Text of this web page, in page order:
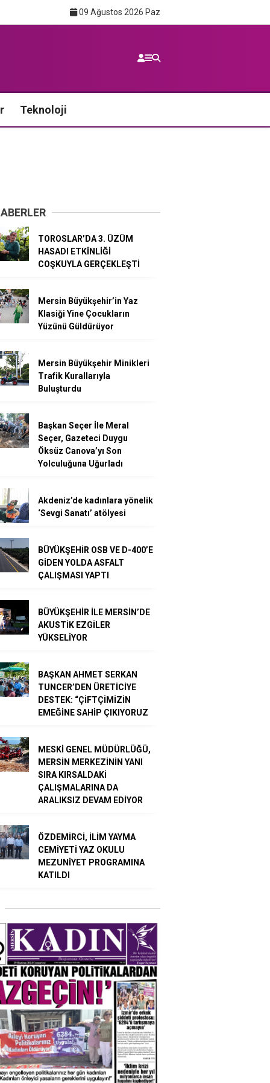
09 Ağustos 2026 Paz
Teknoloji
TOROSLAR’DA 3. ÜZÜM
HASADI ETKİNLİĞİ
COŞKUYLA GERÇEKLEŞTİ
Mersin Büyükşehir’in Yaz
Klasiği Yine Çocukların
Yüzünü Güldürüyor
Mersin Büyükşehir Minikleri
Trafik Kurallarıyla
Buluşturdu
Başkan Seçer İle Meral
Seçer, Gazeteci Duygu
Öksüz Canova’yı Son
Yolculuğuna Uğurladı
Akdeniz’de kadınlara yönelik
‘Sevgi Sanatı’ atölyesi
BÜYÜKŞEHİR OSB VE D-400’E
GİDEN YOLDA ASFALT
ÇALIŞMASI YAPTI
BÜYÜKŞEHİR İLE MERSİN’DE
AKUSTİK EZGİLER
YÜKSELİYOR
BAŞKAN AHMET SERKAN
TUNCER’DEN ÜRETİCİYE
DESTEK: “ÇİFTÇİMİZİN
EMEĞİNE SAHİP ÇIKIYORUZ
MESKİ GENEL MÜDÜRLÜĞÜ,
MERSİN MERKEZİNİN YANI
SIRA KIRSALDAKİ
ÇALIŞMALARINA DA
ARALIKSIZ DEVAM EDİYOR
ÖZDEMİRCİ, İLİM YAYMA
CEMİYETİ YAZ OKULU
MEZUNİYET PROGRAMINA
KATILDI